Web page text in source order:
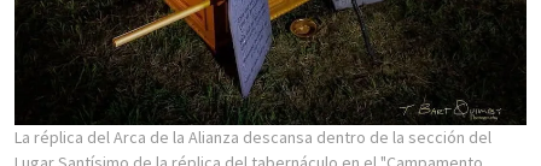
La réplica del Arca de la Alianza descansa dentro de la sección del